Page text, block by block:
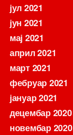
јул 2021
јун 2021
мај 2021
април 2021
март 2021
фебруар 2021
јануар 2021
децембар 2020
новембар 2020